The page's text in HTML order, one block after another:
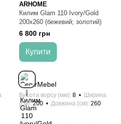
ARHOME
Килим Glam 110 Ivory/Gold
200x260 (бежевий; золотий)
6 800 грн
Купити
Висота ворсу (мм) 8
Ширина
(см) 200 Довжина (см) 260